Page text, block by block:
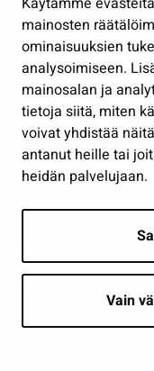
mainosten
ominaisuuksien
analysoimiseen.
mainosalan ja
tietoja siitä, miten
voivat yhdistää
antanut heille tai
heidän palvelujaan.
Vain
Työ ja yrittäminen
Osallistu ja asioi
Näytä omat
Seuraa meitä